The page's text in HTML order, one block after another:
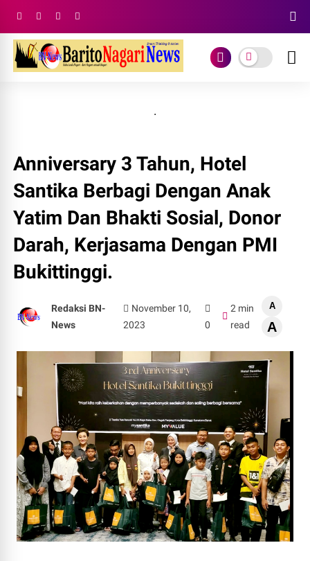
.
Anniversary 3 Tahun, Hotel
Santika Berbagi Dengan Anak
Yatim Dan Bhakti Sosial, Donor
Darah, Kerjasama Dengan PMI
Bukittinggi.
Redaksi BN-
News
November 10,
2023
0
2 min
read
A
A